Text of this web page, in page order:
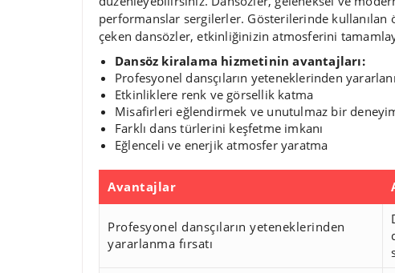
performanslar sergilerler. Gösterilerinde kullanılan
çeken dansözler, etkinliğinizin atmosferini
Dansöz kiralama hizmetinin avantajları:
Profesyonel dansçıların yeteneklerinden
Etkinliklere renk ve görsellik katma
Misafirleri eğlendirmek ve unutulmaz bir
Farklı dans türlerini keşfetme imkanı
Eğlenceli ve enerjik atmosfer yaratma
Avantajlar
Profesyonel dansçıların yeteneklerinden
yararlanma fırsatı